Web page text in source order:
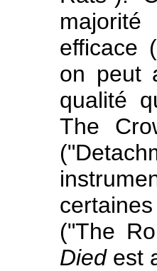
efficace
on peut
qualité
The
("The
Diedest